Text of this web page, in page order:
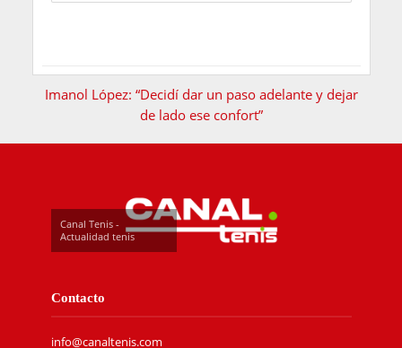
Imanol López: “Decidí dar un paso adelante y dejar
de lado ese confort”
Canal Tenis -
Actualidad tenis
Contacto
info@canaltenis.com